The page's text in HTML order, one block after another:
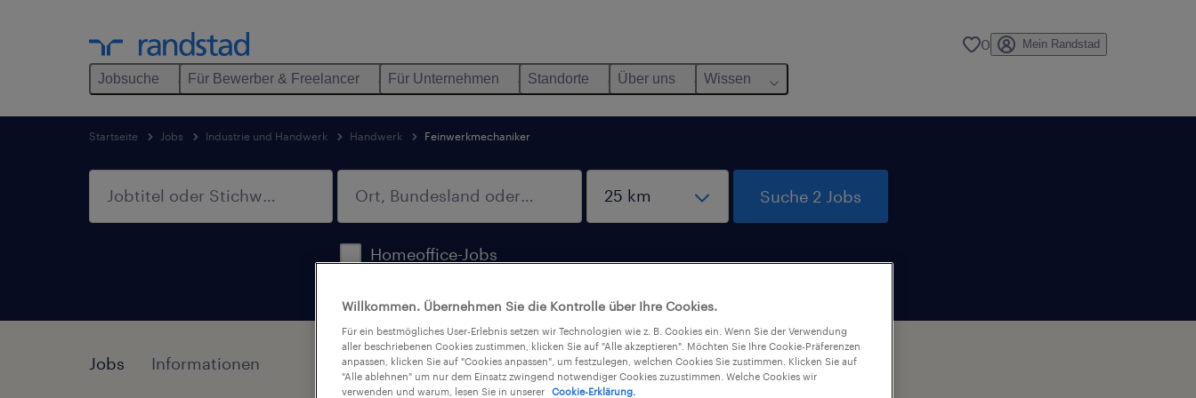
Jobsuche Für Bewerber & Freelancer Für Unternehmen Standorte Über uns Wissen
0 Mein Randstad
Startseite Jobs Industrie und Handwerk Handwerk Feinwerkmechaniker
Homeoffice-Jobs
Suche 2 Jobs
Jobs Informationen
Willkommen. Übernehmen Sie die Kontrolle über Ihre Cookies.
Für ein bestmögliches User-Erlebnis setzen wir Technologien wie z. B. Cookies ein. Wenn Sie der Verwendung
aller beschriebenen Cookies zustimmen, klicken Sie auf "Alle akzeptieren". Möchten Sie Ihre Cookie-Präferenzen
anpassen, klicken Sie auf "Cookies anpassen", um festzulegen, welchen Cookies Sie zustimmen. Klicken Sie auf
"Alle ablehnen" um nur dem Einsatz zwingend notwendiger Cookies zuzustimmen. Welche Cookies wir
verwenden und warum, lesen Sie in unserer
Cookie-Erklärung.